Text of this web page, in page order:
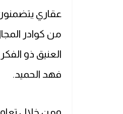
من كوادر
العنيق ذو
فهد الحميد.